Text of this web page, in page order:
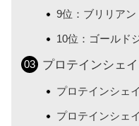
9位：ブリリア
10位：ゴールド
プロテインシェ
プロテインシェ
プロテインシェ